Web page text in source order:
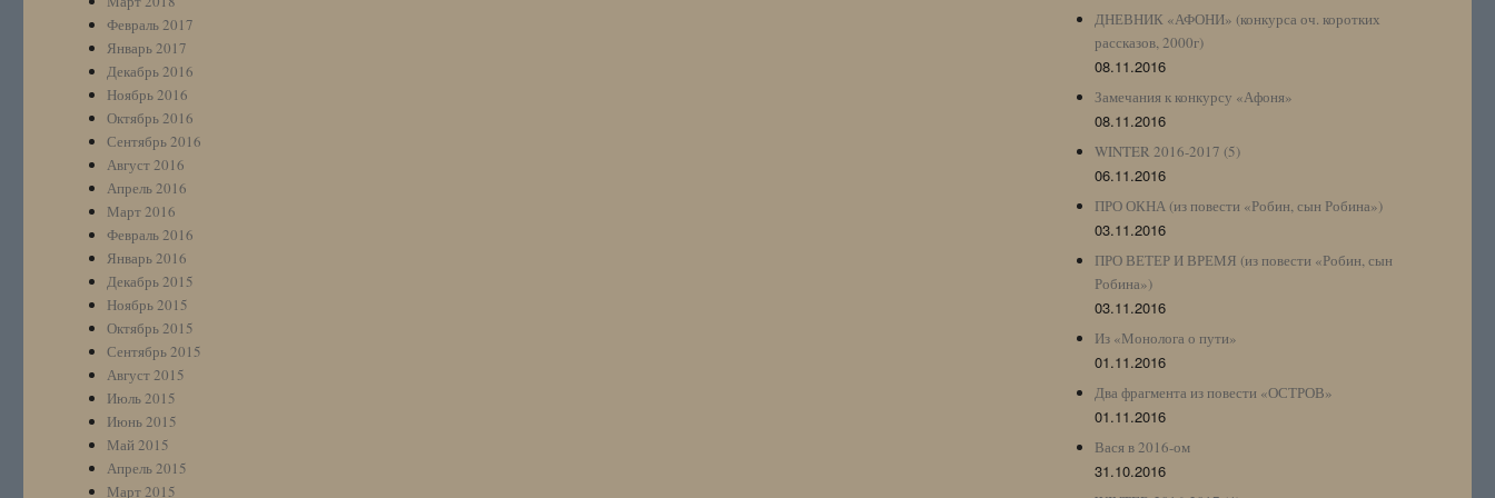
Февраль 2017
Январь 2017
Декабрь 2016
Ноябрь 2016
Октябрь 2016
Сентябрь 2016
Август 2016
Апрель 2016
Март 2016
Февраль 2016
Январь 2016
Декабрь 2015
Ноябрь 2015
Октябрь 2015
Сентябрь 2015
Август 2015
Июль 2015
Июнь 2015
Май 2015
Апрель 2015
Март 2015
ДНЕВНИК «АФОНИ» (конкурса оч. коротких
рассказов, 2000г)
08.11.2016
Замечания к конкурсу «Афоня»
08.11.2016
WINTER 2016-2017 (5)
06.11.2016
ПРО ОКНА (из повести «Робин, сын Робина»)
03.11.2016
ПРО ВЕТЕР И ВРЕМЯ (из повести «Робин, сын
Робина»)
03.11.2016
Из «Монолога о пути»
01.11.2016
Два фрагмента из повести «ОСТРОВ»
01.11.2016
Вася в 2016-ом
31.10.2016